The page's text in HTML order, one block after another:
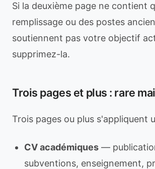
Si la deuxième page ne contient
remplissage ou des postes
soutiennent pas votre objectif
supprimez-la.
Trois pages et plus : rare
Trois pages ou plus s'appliquent
CV académiques —
subventions, enseignement,